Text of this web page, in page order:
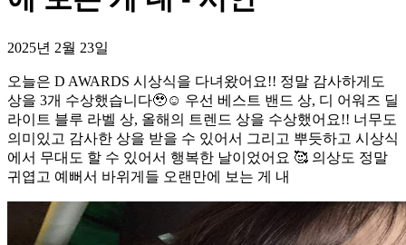
2025년 2월 23일
오늘은 D AWARDS 시상식을 다녀왔어요!! 정말 감사하게도
상을 3개 수상했습니다🥹☺️ 우선 베스트 밴드 상, 디 어워즈 딜
라이트 블루 라벨 상, 올해의 트렌드 상을 수상했어요!! 너무도
의미있고 감사한 상을 받을 수 있어서 그리고 뿌듯하고 시상식
에서 무대도 할 수 있어서 행복한 날이었어요 🥰 의상도 정말
귀엽고 예뻐서 바위게들 오랜만에 보는 게 내